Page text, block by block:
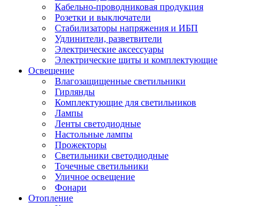
Кабельно-проводниковая продукция
Розетки и выключатели
Стабилизаторы напряжения и ИБП
Удлинители, разветвители
Электрические аксессуары
Электрические щиты и комплектующие
Освещение
Влагозащищенные светильники
Гирлянды
Комплектующие для светильников
Лампы
Ленты светодиодные
Настольные лампы
Прожекторы
Светильники светодиодные
Точечные светильники
Уличное освещение
Фонари
Отопление